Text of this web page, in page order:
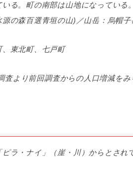
る。町の南部は山地になっている。
の森百選青垣の山)／山岳：烏帽
、東北町、七戸町
査より前回調査からの人口増減を
ラ・ナイ」（崖・川）からとされ